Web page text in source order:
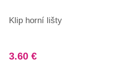
Klip horní lišty
3.60 €